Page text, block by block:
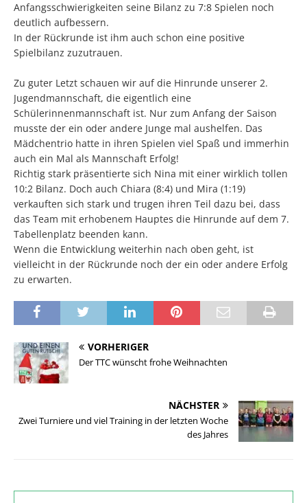
Anfangsschwierigkeiten seine Bilanz zu 7:8 Spielen noch
deutlich aufbessern.
In der Rückrunde ist ihm auch schon eine positive
Spielbilanz zuzutrauen.
Zu guter Letzt schauen wir auf die Hinrunde unserer 2.
Jugendmannschaft, die eigentlich eine
Schülerinnenmannschaft ist. Nur zum Anfang der Saison
musste der ein oder andere Junge mal aushelfen. Das
Mädchentrio hatte in ihren Spielen viel Spaß und immerhin
auch ein Mal als Mannschaft Erfolg!
Richtig stark präsentierte sich Nina mit einer wirklich tollen
10:2 Bilanz. Doch auch Chiara (8:4) und Mira (1:19)
verkauften sich stark und trugen ihren Teil dazu bei, dass
das Team mit erhobenem Hauptes die Hinrunde auf dem 7.
Tabellenplatz beenden kann.
Wenn die Entwicklung weiterhin nach oben geht, ist
vielleicht in der Rückrunde noch der ein oder andere Erfolg
zu erwarten.
VORHERIGER
Der TTC wünscht frohe Weihnachten
NÄCHSTER
Zwei Turniere und viel Training in der letzten Woche
des Jahres